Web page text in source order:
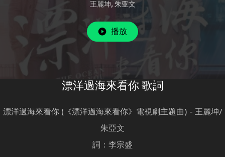
王麗坤, 朱亚文
播放
漂洋過海來看你 歌詞
漂洋過海來看你 (《漂洋過海來看你》電視劇主題曲) - 王麗坤/
朱亞文
詞：李宗盛